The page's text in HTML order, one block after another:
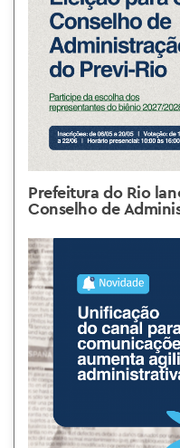
Prefeitura do Rio
Conselho de